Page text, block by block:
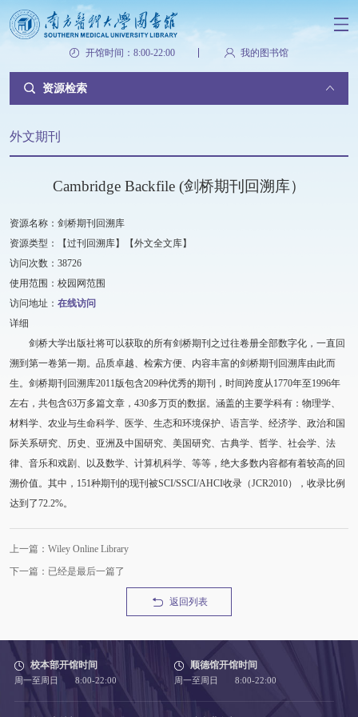
开馆时间：8:00-22:00 我的图书馆
资源检索
外文期刊
Cambridge Backfile (剑桥期刊回溯库）
资源名称：剑桥期刊回溯库
资源类型：【过刊回溯库】【外文全文库】
访问次数：38726
使用范围：校园网范围
访问地址： 在线访问
详细
剑桥大学出版社将可以获取的所有剑桥期刊之过往卷册全部数字化，一直回
溯到第一卷第一期。品质卓越、检索方便、内容丰富的剑桥期刊回溯库由此而
生。剑桥期刊回溯库2011版包含209种优秀的期刊，时间跨度从1770年至1996年
左右，共包含63万多篇文章，430多万页的数据。涵盖的主要学科有：物理学、
材料学、农业与生命科学、医学、生态和环境保护、语言学、经济学、政治和国
际关系研究、历史、亚洲及中国研究、美国研究、古典学、哲学、社会学、法
律、音乐和戏剧、以及数学、计算机科学、等等，绝大多数内容都有着较高的回
溯价值。其中，151种期刊的现刊被SCI/SSCI/AHCI收录（JCR2010），收录比例
达到了72.2%。
上一篇：Wiley Online Library
下一篇：已经是最后一篇了
返回列表
校本部开馆时间
周一至周日 8:00-22:00
顺德馆开馆时间
周一至周日 8:00-22:00